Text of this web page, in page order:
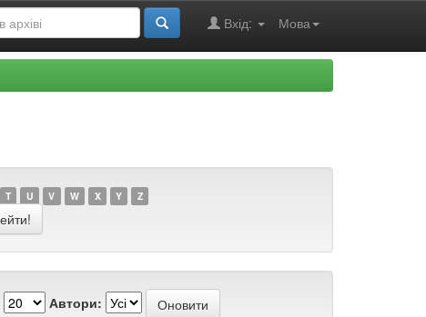
Мова
Вхід:
T U V W X Y Z
Автори: